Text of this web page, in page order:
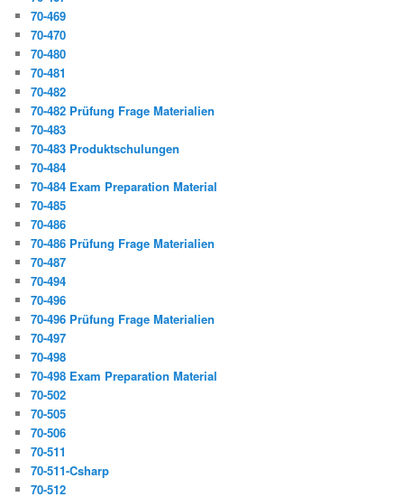
70-469
70-470
70-480
70-481
70-482
70-482 Prüfung Frage Materialien
70-483
70-483 Produktschulungen
70-484
70-484 Exam Preparation Material
70-485
70-486
70-486 Prüfung Frage Materialien
70-487
70-494
70-496
70-496 Prüfung Frage Materialien
70-497
70-498
70-498 Exam Preparation Material
70-502
70-505
70-506
70-511
70-511-Csharp
70-512